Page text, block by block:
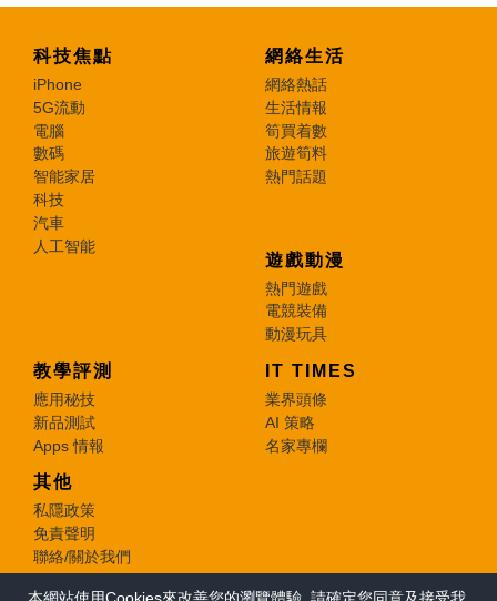
科技焦點
iPhone
5G流動
電腦
數碼
智能家居
科技
汽車
人工智能
網絡生活
網絡熱話
生活情報
筍買着數
旅遊筍料
熱門話題
遊戲動漫
熱門遊戲
電競裝備
動漫玩具
教學評測
應用秘技
新品測試
Apps 情報
IT TIMES
業界頭條
AI 策略
名家專欄
其他
私隱政策
免責聲明
聯絡/關於我們